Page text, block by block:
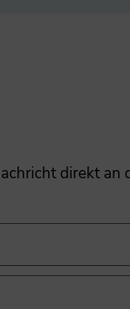
direkt an